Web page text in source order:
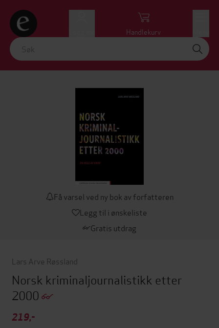
Handlekurv
Få varsel ved ny bok av forfatteren
Legg til i ønskeliste
Gratis utdrag
Lars Arve Røssland
Norsk kriminaljournalistikk etter
2000
219,-